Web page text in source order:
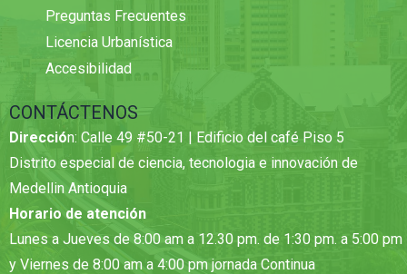
Preguntas Frecuentes
Licencia Urbanística
Accesibilidad
CONTÁCTENOS
Dirección: Calle 49 #50-21 | Edificio del café Piso 5
Distrito especial de ciencia, tecnologia e innovación de
Medellin Antioquia
Horario de atención
Lunes a Jueves de 8:00 am a 12.30 pm. de 1:30 pm. a 5:00 pm
y Viernes de 8:00 am a 4:00 pm jornada Continua